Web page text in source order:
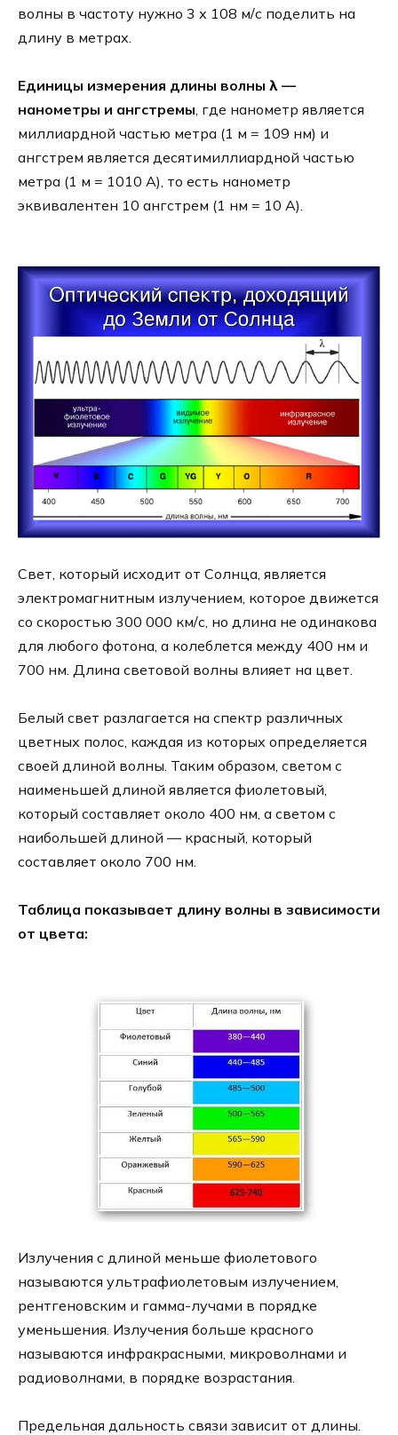
волны в частоту нужно 3 х 108 м/с поделить на
длину в метрах.
Единицы измерения длины волны λ —
нанометры и ангстремы, где нанометр является
миллиардной частью метра (1 м = 109 нм) и
ангстрем является десятимиллиардной частью
метра (1 м = 1010 А), то есть нанометр
эквивалентен 10 ангстрем (1 нм = 10 А).
Свет, который исходит от Солнца, является
электромагнитным излучением, которое движется
со скоростью 300 000 км/с, но длина не одинакова
для любого фотона, а колеблется между 400 нм и
700 нм. Длина световой волны влияет на цвет.
Белый свет разлагается на спектр различных
цветных полос, каждая из которых определяется
своей длиной волны. Таким образом, светом с
наименьшей длиной является фиолетовый,
который составляет около 400 нм, а светом с
наибольшей длиной — красный, который
составляет около 700 нм.
Таблица показывает длину волны в зависимости
от цвета:
Излучения с длиной меньше фиолетового
называются ультрафиолетовым излучением,
рентгеновским и гамма-лучами в порядке
уменьшения. Излучения больше красного
называются инфракрасными, микроволнами и
радиоволнами, в порядке возрастания.
Предельная дальность связи зависит от длины.